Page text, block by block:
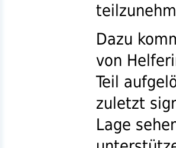
Dazu
von
Teil
zuletzt
Lage